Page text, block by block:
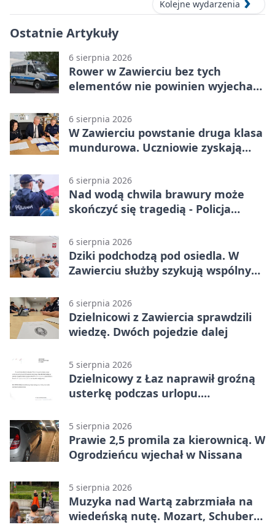
Kolejne wydarzenia
Ostatnie Artykuły
6 sierpnia 2026
Rower w Zawierciu bez tych
elementów nie powinien wyjechać
6 sierpnia 2026
W Zawierciu powstanie druga klasa
mundurowa. Uczniowie zyskają
6 sierpnia 2026
Nad wodą chwila brawury może
skończyć się tragedią - Policja
6 sierpnia 2026
Dziki podchodzą pod osiedla. W
Zawierciu służby szykują wspólny
6 sierpnia 2026
Dzielnicowi z Zawiercia sprawdzili
wiedzę. Dwóch pojedzie dalej
5 sierpnia 2026
Dzielnicowy z Łaz naprawił groźną
usterkę podczas urlopu.
5 sierpnia 2026
Prawie 2,5 promila za kierownicą. W
Ogrodzieńcu wjechał w Nissana
5 sierpnia 2026
Muzyka nad Wartą zabrzmiała na
wiedeńską nutę. Mozart, Schubert i